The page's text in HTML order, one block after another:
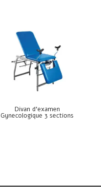
Divan d’examen
Gynecologique 3 sections